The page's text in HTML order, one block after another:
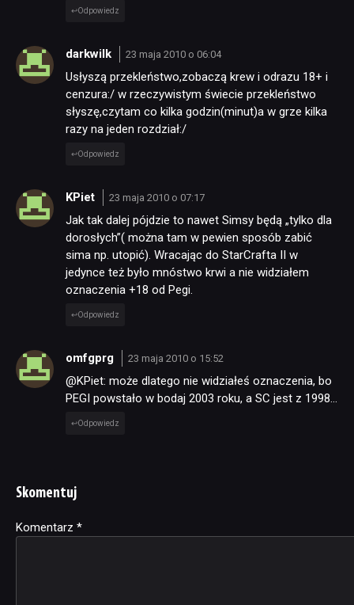
Odpowiedz
darkwilk 23 maja 2010 o 06:04
Usłyszą przekleństwo,zobaczą krew i odrazu 18+ i
cenzura:/ w rzeczywistym świecie przekleństwo
słyszę,czytam co kilka godzin(minut)a w grze kilka
razy na jeden rozdział:/
Odpowiedz
KPiet 23 maja 2010 o 07:17
Jak tak dalej pójdzie to nawet Simsy będą „tylko dla
dorosłych”( można tam w pewien sposób zabić
sima np. utopić). Wracając do StarCrafta II w
jedynce też było mnóstwo krwi a nie widziałem
oznaczenia +18 od Pegi.
Odpowiedz
omfgprg 23 maja 2010 o 15:52
@KPiet: może dlatego nie widziałeś oznaczenia, bo
PEGI powstało w bodaj 2003 roku, a SC jest z 1998…
Odpowiedz
Skomentuj
Komentarz *
Alternative: